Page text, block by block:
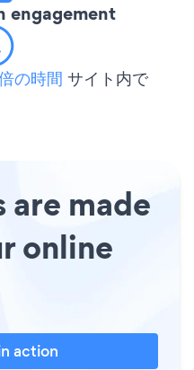
engagement
の時間 サイト内で
are made
online
action